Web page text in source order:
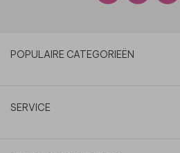
POPULAIRE CATEGORIEËN
SERVICE